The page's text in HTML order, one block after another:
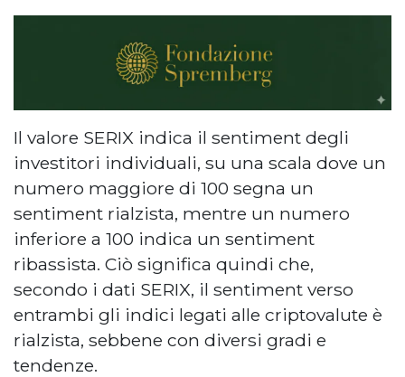
Il valore SERIX indica il sentiment degli
investitori individuali, su una scala dove un
numero maggiore di 100 segna un
sentiment rialzista, mentre un numero
inferiore a 100 indica un sentiment
ribassista. Ciò significa quindi che,
secondo i dati SERIX, il sentiment verso
entrambi gli indici legati alle criptovalute è
rialzista, sebbene con diversi gradi e
tendenze.